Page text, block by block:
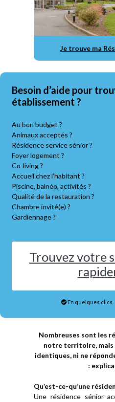
Je trouve ma
Besoin d’aide pour
établissement ?
Au bon budget ?
Animaux acceptés ?
Résidence service sénior ?
Foyer logement ?
Co-living ?
Accueil chez l’habitant ?
Piscine, balnéo, activités ?
Qualité de la restauration ?
Chambre invité(e) ?
Gardiennage ?
Trouvez votre
En quelques clics
Nombreuses sont les
notre territoire, mais
identiques, ni ne
:
Qu’est-ce-qu’une
Une résidence sénior